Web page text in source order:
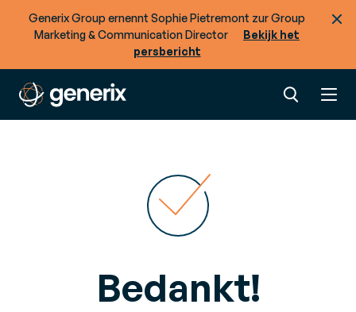
Generix Group ernennt Sophie Pietremont zur Group
Marketing & Communication Director
Bekijk het
persbericht
Bedankt!